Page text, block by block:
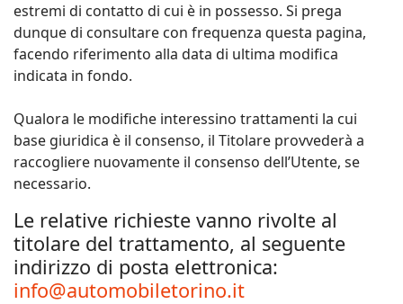
estremi di contatto di cui è in possesso. Si prega
dunque di consultare con frequenza questa pagina,
facendo riferimento alla data di ultima modifica
indicata in fondo.
Qualora le modifiche interessino trattamenti la cui
base giuridica è il consenso, il Titolare provvederà a
raccogliere nuovamente il consenso dell’Utente, se
necessario.
Le relative richieste vanno rivolte al
titolare del trattamento, al seguente
indirizzo di posta elettronica:
info@automobiletorino.it